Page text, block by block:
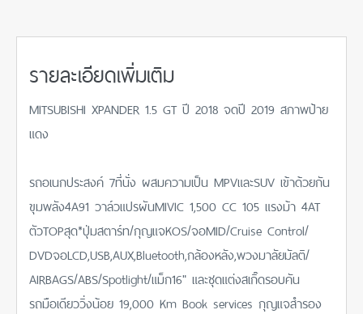
รายละเอียดเพิ่มเติม
MITSUBISHI XPANDER 1.5 GT ปี 2018 จดปี 2019 สภาพป้าย
แดง
รถอเนกประสงค์ 7ที่นั่ง ผสมความเป็น MPVและSUV เข้าด้วยกัน
ขุมพลัง4A91 วาล์วแปรผันMIVIC 1,500 CC 105 แรงม้า 4AT
ตัวTOPสุด*ปุ่มสตาร์ท/กุญแจKOS/จอMID/Cruise Control/
DVDจอLCD,USB,AUX,Bluetooth,กล้องหลัง,พวงมาลัยมัลติ/
AIRBAGS/ABS/Spotlight/แม็ก16" และชุดแต่งสเกิ๊ดรอบคัน
รถมือเดียววิ่งน้อย 19,000 Km Book services กุญแจสำรอง